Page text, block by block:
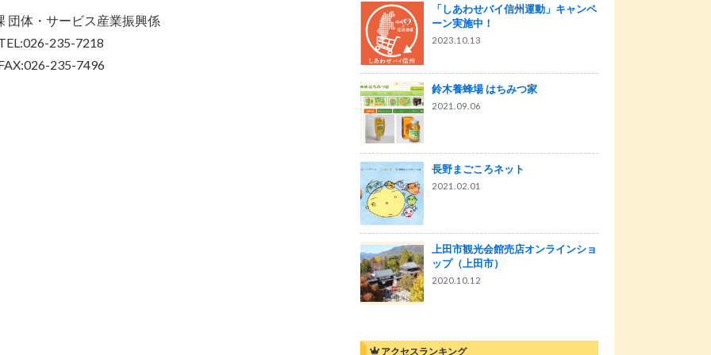
団体・サービス産業振興係
235-7218
235-7496
「しあわせバイ信州運動」キャンペ
ーン実施中！
2023.10.13
鈴木養蜂場 はちみつ家
2021.09.06
長野まごころネット
2021.02.01
上田市観光会館売店オンラインショ
ップ（上田市）
2020.10.12
アクセスランキング